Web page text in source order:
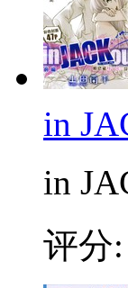
in
in
评分: